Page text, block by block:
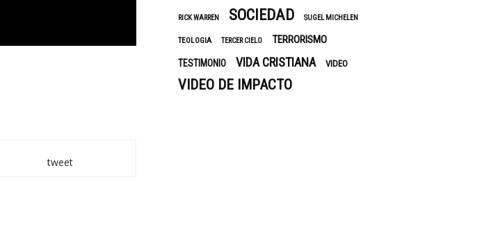
tweet
RICK WARREN SOCIEDAD SUGEL MICHELEN
TEOLOGIA TERCER CIELO TERRORISMO
TESTIMONIO VIDA CRISTIANA VIDEO
VIDEO DE IMPACTO